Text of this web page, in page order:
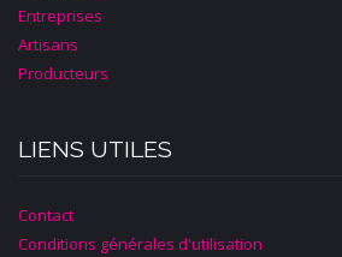
Entreprises
Artisans
Producteurs
LIENS UTILES
Contact
Conditions générales d'utilisation